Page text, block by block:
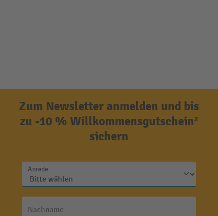
Zum Newsletter anmelden und bis
zu -10 % Willkommensgutschein²
sichern
Anrede
Nachname